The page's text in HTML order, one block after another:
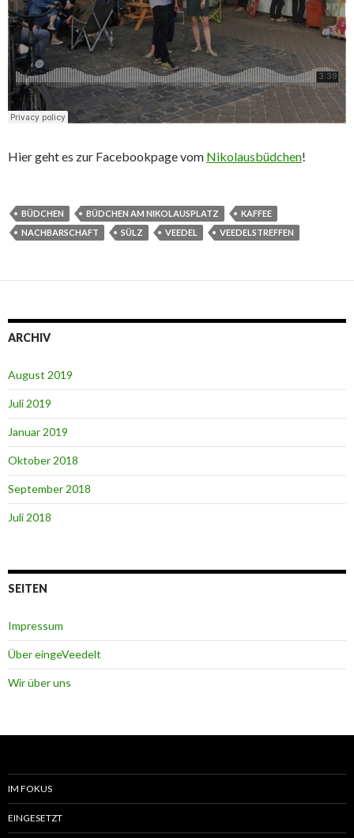
Hier geht es zur Facebookpage vom Nikolausbüdchen!
BÜDCHEN BÜDCHEN AM NIKOLAUSPLATZ
KAFFEE
NACHBARSCHAFT
SÜLZ VEEDEL VEEDELSTREFFEN
ARCHIV
August 2019
Juli 2019
Januar 2019
Oktober 2018
September 2018
Juli 2018
SEITEN
Impressum
Über eingeVeedelt
Wir über uns
IM FOKUS
EINGESETZT